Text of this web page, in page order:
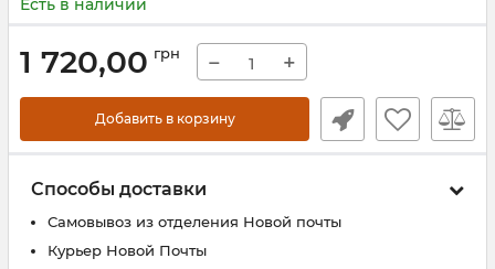
Есть в наличии
1 720,00 грн − +
Добавить в корзину
Способы доставки
Самовывоз из отделения Новой почты
Курьер Новой Почты